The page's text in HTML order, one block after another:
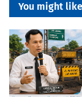
You might like